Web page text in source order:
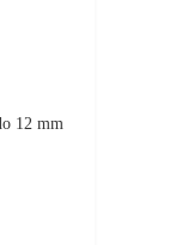
12 mm